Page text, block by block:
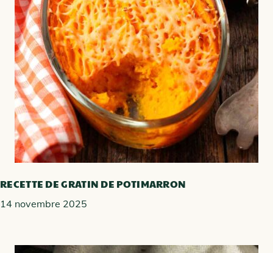
RECETTE DE GRATIN DE POTIMARRON
14 novembre 2025